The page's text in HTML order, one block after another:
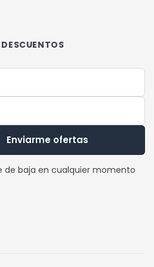
Enviarme ofertas
de baja en cualquier momento